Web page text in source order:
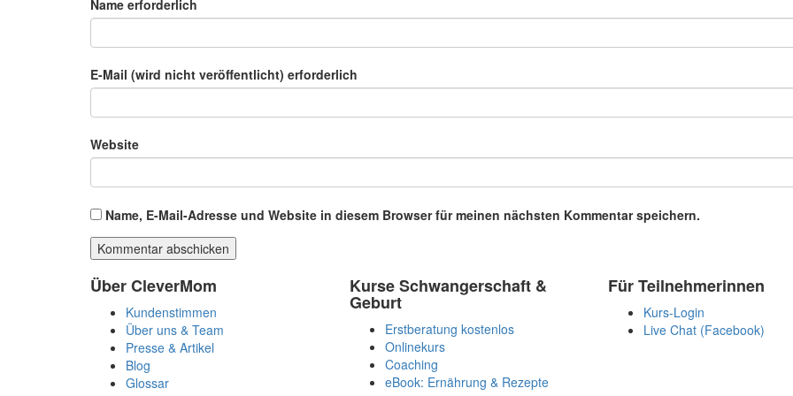
Name erforderlich
E-Mail (wird nicht veröffentlicht) erforderlich
Website
Name, E-Mail-Adresse und Website in diesem Browser für meinen nächsten Kommentar speichern.
Über CleverMom
Kundenstimmen
Über uns & Team
Presse & Artikel
Blog
Glossar
Kurse Schwangerschaft &
Geburt
Erstberatung kostenlos
Onlinekurs
Coaching
eBook: Ernährung & Rezepte
Für Teilnehmerinnen
Kurs-Login
Live Chat (Facebook)